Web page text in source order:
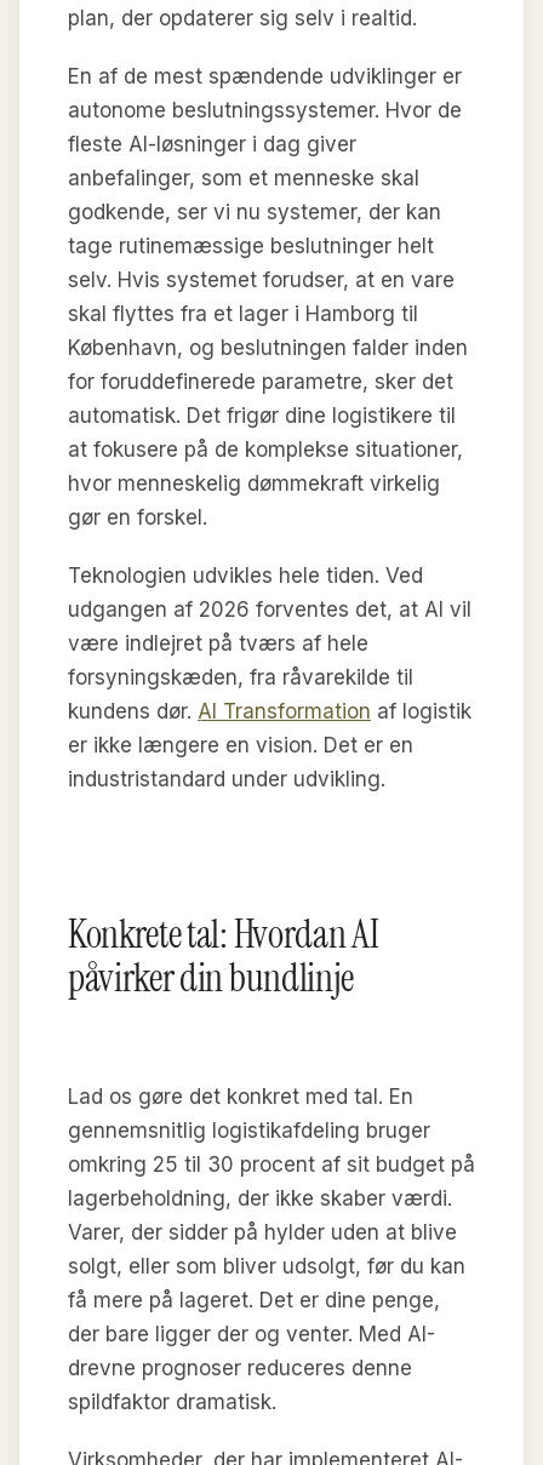
plan, der opdaterer sig selv i realtid.
En af de mest spændende udviklinger er
autonome beslutningssystemer. Hvor de
fleste AI-løsninger i dag giver
anbefalinger, som et menneske skal
godkende, ser vi nu systemer, der kan
tage rutinemæssige beslutninger helt
selv. Hvis systemet forudser, at en vare
skal flyttes fra et lager i Hamborg til
København, og beslutningen falder inden
for foruddefinerede parametre, sker det
automatisk. Det frigør dine logistikere til
at fokusere på de komplekse situationer,
hvor menneskelig dømmekraft virkelig
gør en forskel.
Teknologien udvikles hele tiden. Ved
udgangen af 2026 forventes det, at AI vil
være indlejret på tværs af hele
forsyningskæden, fra råvarekilde til
kundens dør. AI Transformation af logistik
er ikke længere en vision. Det er en
industristandard under udvikling.
Konkrete tal: Hvordan AI
påvirker din bundlinje
Lad os gøre det konkret med tal. En
gennemsnitlig logistikafdeling bruger
omkring 25 til 30 procent af sit budget på
lagerbeholdning, der ikke skaber værdi.
Varer, der sidder på hylder uden at blive
solgt, eller som bliver udsolgt, før du kan
få mere på lageret. Det er dine penge,
der bare ligger der og venter. Med AI-
drevne prognoser reduceres denne
spildfaktor dramatisk.
Virksomheder, der har implementeret AI-